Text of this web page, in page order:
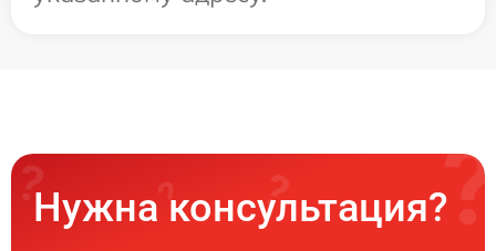
Нужна консультация?